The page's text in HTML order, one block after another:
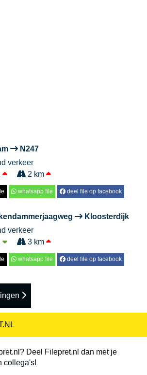
N247
verkeer
2 km
whatsapp file deel file op facebook
Kloosterdijk
verkeer
3 km
whatsapp file deel file op facebook
Deel Filepret.nl dan met je
collega's!